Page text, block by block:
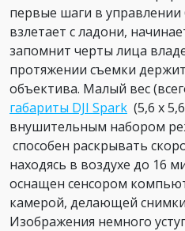
первые шаги в
взлетает с ладони,
запомнит черты лица
протяжении съемки
объектива. Малый вес
габариты DJI Spark (5,6 х
внушительным набором
способен раскрывать
находясь в воздухе до 16
оснащен сенсором
камерой, делающей
Изображения немного